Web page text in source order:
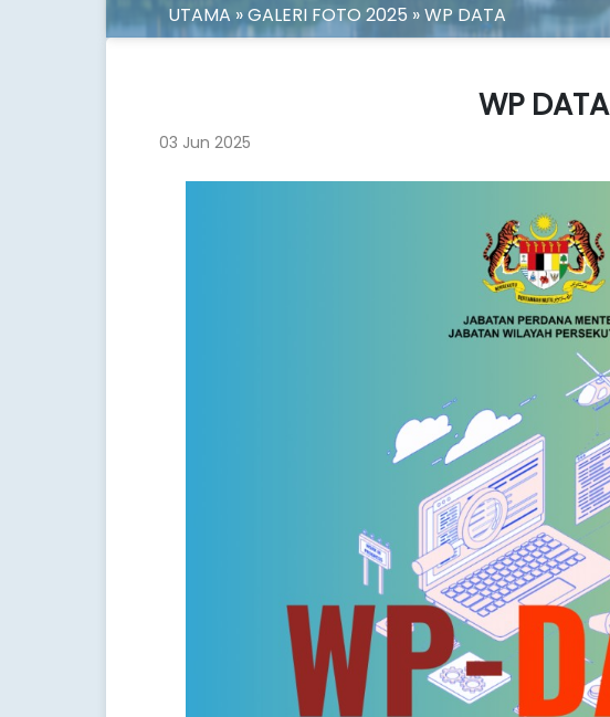
UTAMA » GALERI FOTO 2025 » WP DATA
WP DATA
03 Jun 2025